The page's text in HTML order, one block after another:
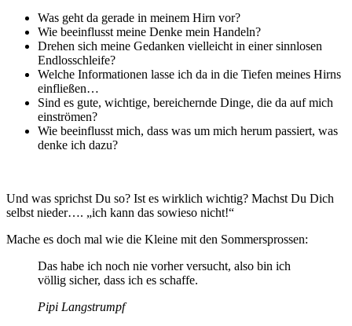
Was geht da gerade in meinem Hirn vor?
Wie beeinflusst meine Denke mein Handeln?
Drehen sich meine Gedanken vielleicht in einer sinnlosen
Endlosschleife?
Welche Informationen lasse ich da in die Tiefen meines Hirns
einfließen…
Sind es gute, wichtige, bereichernde Dinge, die da auf mich
einströmen?
Wie beeinflusst mich, dass was um mich herum passiert, was
denke ich dazu?
Und was sprichst Du so? Ist es wirklich wichtig? Machst Du Dich
selbst nieder…. „ich kann das sowieso nicht!“
Mache es doch mal wie die Kleine mit den Sommersprossen:
Das habe ich noch nie vorher versucht, also bin ich
völlig sicher, dass ich es schaffe.
Pipi Langstrumpf